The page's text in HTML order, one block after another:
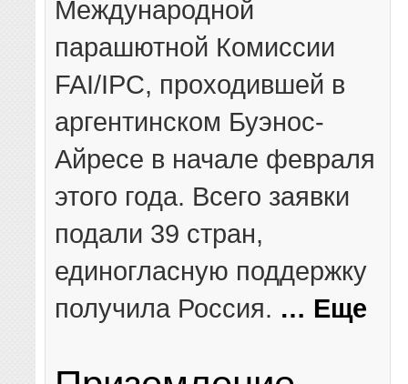
Международной
парашютной Комиссии
FAI/IPC, проходившей в
аргентинском Буэнос-
Айресе в начале февраля
этого года. Всего заявки
подали 39 стран,
единогласную поддержку
получила Россия. … Еще